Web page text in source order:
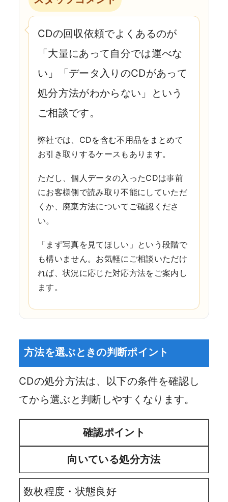
CDの回収依頼でよくあるのが
「大量にあって自分では運べな
い」「データ入りのCDがあって
処分方法がわからない」という
ご相談です。
弊社では、CDを含む不用品をまとめて
お引き取りするケースもあります。
ただし、個人データの入ったCDは事前
にお客様側で読み取り不能にしていただ
くか、廃棄方法についてご確認くださ
い。
「まず写真を見てほしい」という段階で
も構いません。お気軽にご相談いただけ
れば、状況に応じた対応方法をご案内し
ます。
方法を選ぶときの判断ポイント
CDの処分方法は、以下の条件を確認し
てから選ぶと判断しやすくなります。
確認ポイント
向いている処分方法
数枚程度・状態良好